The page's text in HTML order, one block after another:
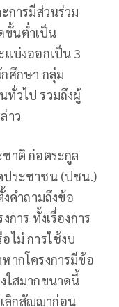
การมีส่วนร่วม
ขั้นต่ำเป็น
แบ่งออกเป็น 3
ศึกษา กลุ่ม
ทั่วไป รวมถึงผู้
าว
าติ ก่อตระกูล
ประชาชน (ปชน.)
คำถามถึงข้อ
การ ทั้งเรื่องการ
ไม่ การใช้งบ
ากโครงการมีข้อ
ใสมากขนาดนี้
ลิกสัญญาก่อน